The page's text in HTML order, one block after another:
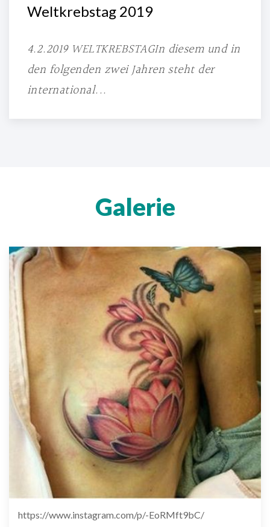
Weltkrebstag 2019
4.2.2019 WELTKREBSTAGIn diesem und in
den folgenden zwei Jahren steht der
international...
Galerie
https://www.instagram.com/p/-EoRMft9bC/